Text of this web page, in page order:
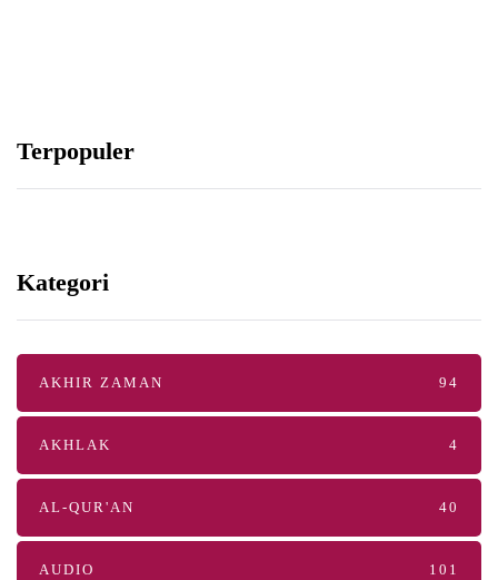
Terpopuler
Kategori
AKHIR ZAMAN 94
AKHLAK 4
AL-QUR'AN 40
AUDIO 101